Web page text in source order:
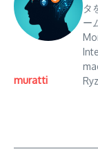
muratti
タ
ー